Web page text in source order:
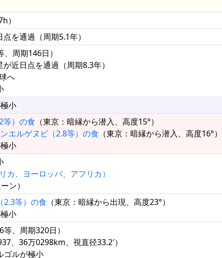
）
を通過（周期5.1年）
周期146日）
近日点を通過（周期8.3年）
へ
小
等）の食 （東京：暗縁から潜入、高度15°）
エルゲヌビ（2.8等）の食 （東京：暗縁から潜入、高度16°）
小
カ、ヨーロッパ、アフリカ）
ン）
2.3等）の食 （東京：暗縁から出現、高度23°）
小
、周期320日）
、36万0298km、視直径33.2′）
ゴルが極小